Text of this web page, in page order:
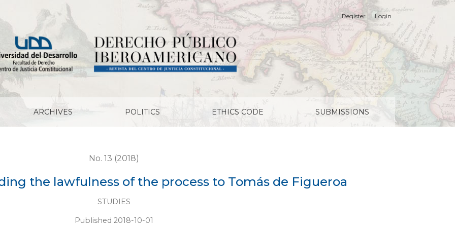
process to Tomás de Figueroa
ARCHIVES POLITICS ETHICS CODE SUBMISSIONS
Register Login
No. 13 (2018)
the lawfulness of the process to Tomás de Figueroa
STUDIES
Published 2018-10-01